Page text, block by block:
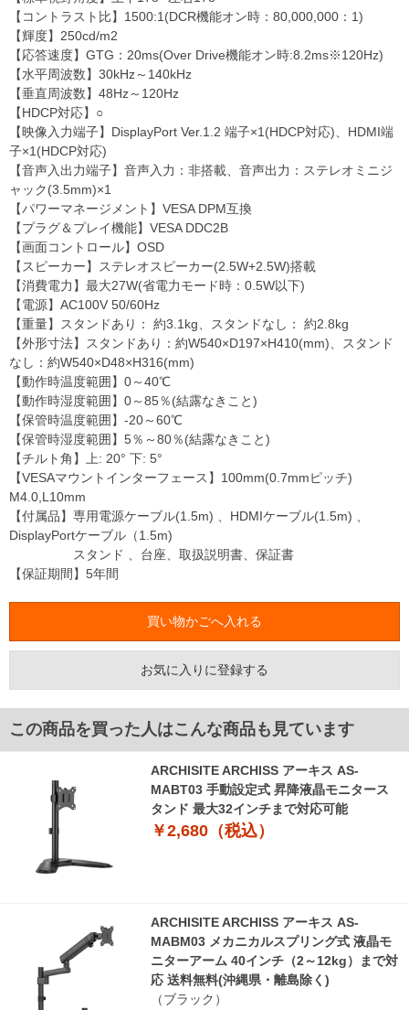
【コントラスト比】1500:1(DCR機能オン時：80,000,000：1)
【輝度】250cd/m2
【応答速度】GTG：20ms(Over Drive機能オン時:8.2ms※120Hz)
【水平周波数】30kHz～140kHz
【垂直周波数】48Hz～120Hz
【HDCP対応】○
【映像入力端子】DisplayPort Ver.1.2 端子×1(HDCP対応)、HDMI端
子×1(HDCP対応)
【音声入出力端子】音声入力：非搭載、音声出力：ステレオミニジ
ャック(3.5mm)×1
【パワーマネージメント】VESA DPM互換
【プラグ＆プレイ機能】VESA DDC2B
【画面コントロール】OSD
【スピーカー】ステレオスピーカー(2.5W+2.5W)搭載
【消費電力】最大27W(省電力モード時：0.5W以下)
【電源】AC100V 50/60Hz
【重量】スタンドあり： 約3.1kg、スタンドなし： 約2.8kg
【外形寸法】スタンドあり：約W540×D197×H410(mm)、スタンド
なし：約W540×D48×H316(mm)
【動作時温度範囲】0～40℃
【動作時湿度範囲】0～85％(結露なきこと)
【保管時温度範囲】-20～60℃
【保管時湿度範囲】5％～80％(結露なきこと)
【チルト角】上: 20° 下: 5°
【VESAマウントインターフェース】100mm(0.7mmピッチ)
M4.0,L10mm
【付属品】専用電源ケーブル(1.5m) 、HDMIケーブル(1.5m) 、
DisplayPortケーブル（1.5m)
スタンド 、台座、取扱説明書、保証書
【保証期間】5年間
お気に入りに登録する
この商品を買った人はこんな商品も見ています
ARCHISITE ARCHISS アーキス AS-
MABT03 手動設定式 昇降液晶モニタース
タンド 最大32インチまで対応可能
￥2,680（税込）
ARCHISITE ARCHISS アーキス AS-
MABM03 メカニカルスプリング式 液晶モ
ニターアーム 40インチ（2～12kg）まで対
応 送料無料(沖縄県・離島除く)
（ブラック）